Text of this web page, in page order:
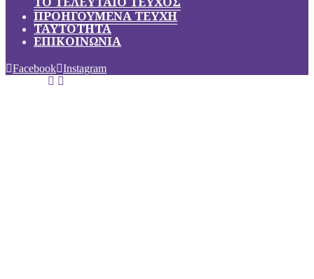
ΠΡΟΗΓΟΥΜΕΝΑ ΤΕΥΧΗ
ΤΑΥΤΟΤΗΤΑ
ΕΠΙΚΟΙΝΩΝΙΑ
Facebook Instagram